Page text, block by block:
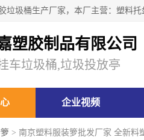
塑胶制品有限公司
车垃圾桶,垃圾投放亭
企业视频
> 南京塑料服装箩批发厂家 全新料